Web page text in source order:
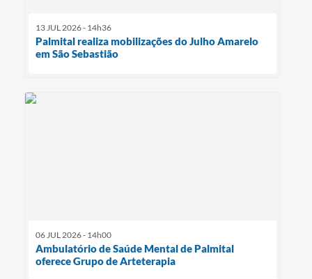
13 JUL 2026 - 14h36
Palmital realiza mobilizações do Julho Amarelo
em São Sebastião
06 JUL 2026 - 14h00
Ambulatório de Saúde Mental de Palmital
oferece Grupo de Arteterapia